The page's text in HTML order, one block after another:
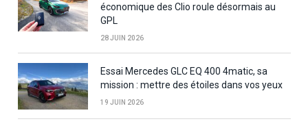
économique des Clio roule désormais au
GPL
28 JUIN 2026
Essai Mercedes GLC EQ 400 4matic, sa
mission : mettre des étoiles dans vos yeux
19 JUIN 2026